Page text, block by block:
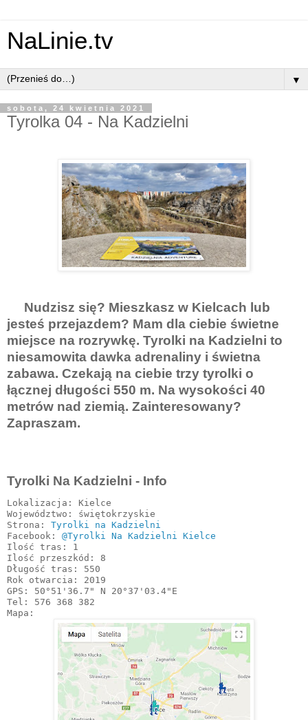
NaLinie.tv
▼
sobota, 24 kwietnia 2021
Tyrolka 04 - Na Kadzielni
Nudzisz się? Mieszkasz w Kielcach lub
jesteś przejazdem? Mam dla ciebie świetne
miejsce na rozrywkę. Tyrolki na Kadzielni to
niesamowita dawka adrenaliny i świetna
zabawa. Czekają na ciebie trzy tyrolki o
łącznej długości 550 m. Na wysokości 40
metrów nad ziemią. Zainteresowany?
Zapraszam.
Tyrolki Na Kadzielni - Info
Lokalizacja: Kielce
Województwo: świętokrzyskie
Strona: Tyrolki na Kadzielni
Facebook: @Tyrolki Na Kadzielni Kielce
Ilość tras: 1
Ilość przeszkód: 8
Długość tras: 550
Rok otwarcia: 2019
GPS: 50°51'36.7" N 20°37'03.4"E
Tel: 576 368 382
Mapa: